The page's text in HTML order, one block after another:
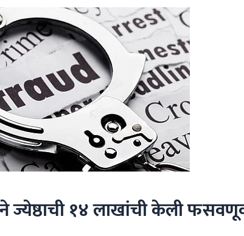
ज्येष्ठाची १४ लाखांची केली